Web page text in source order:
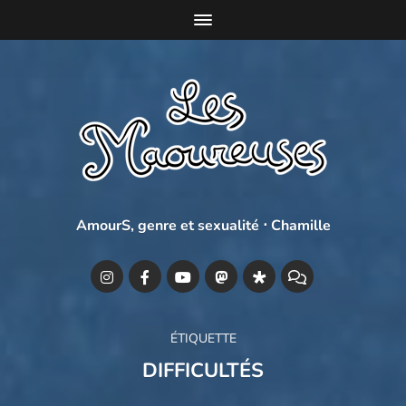
AmourS, genre et sexualité ⋅ Chamille
ÉTIQUETTE
DIFFICULTÉS